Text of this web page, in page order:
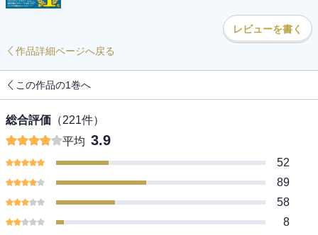
レビューを書く
作品詳細ページへ戻る
この作品の1巻へ
総合評価 （221件）
平均 3.9
52
89
58
8